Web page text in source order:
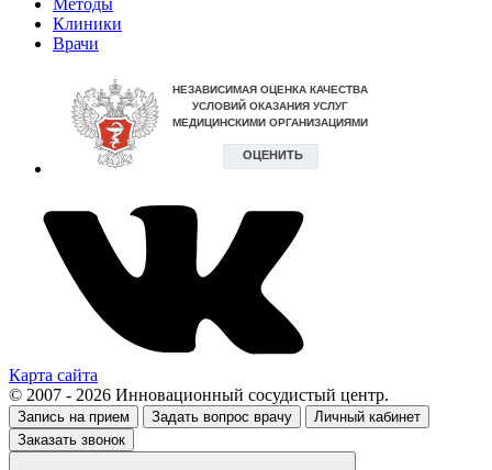
Методы
Клиники
Врачи
Карта сайта
© 2007 - 2026 Инновационный сосудистый центр.
Запись на прием Задать вопрос врачу
Личный кабинет
Заказать звонок